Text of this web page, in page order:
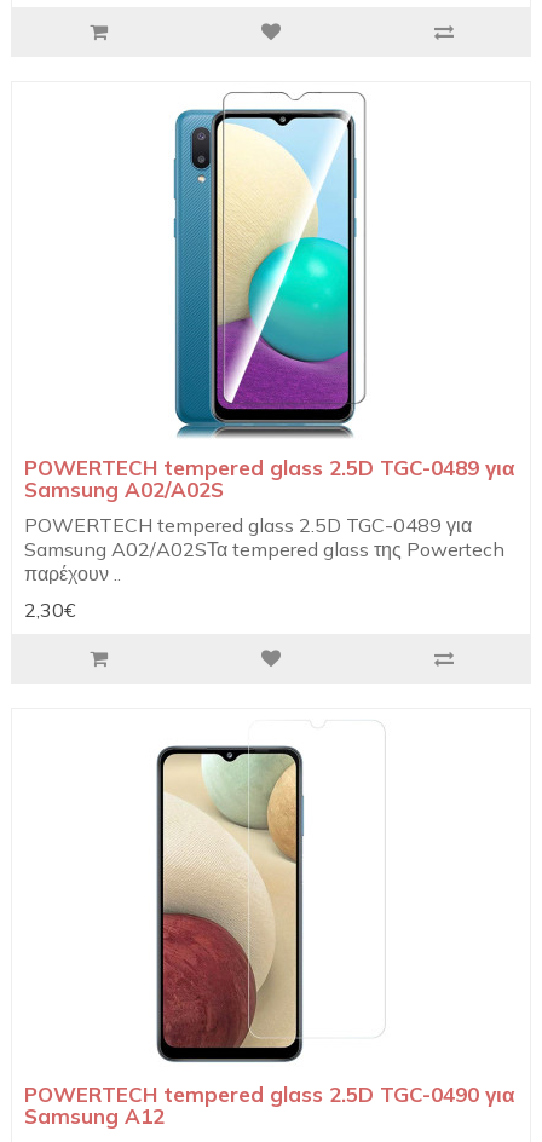
POWERTECH tempered glass 2.5D TGC-0489 για
Samsung A02/A02S
POWERTECH tempered glass 2.5D TGC-0489 για
Samsung A02/A02SΤα tempered glass της Powertech
παρέχουν ..
2,30€
POWERTECH tempered glass 2.5D TGC-0490 για
Samsung A12